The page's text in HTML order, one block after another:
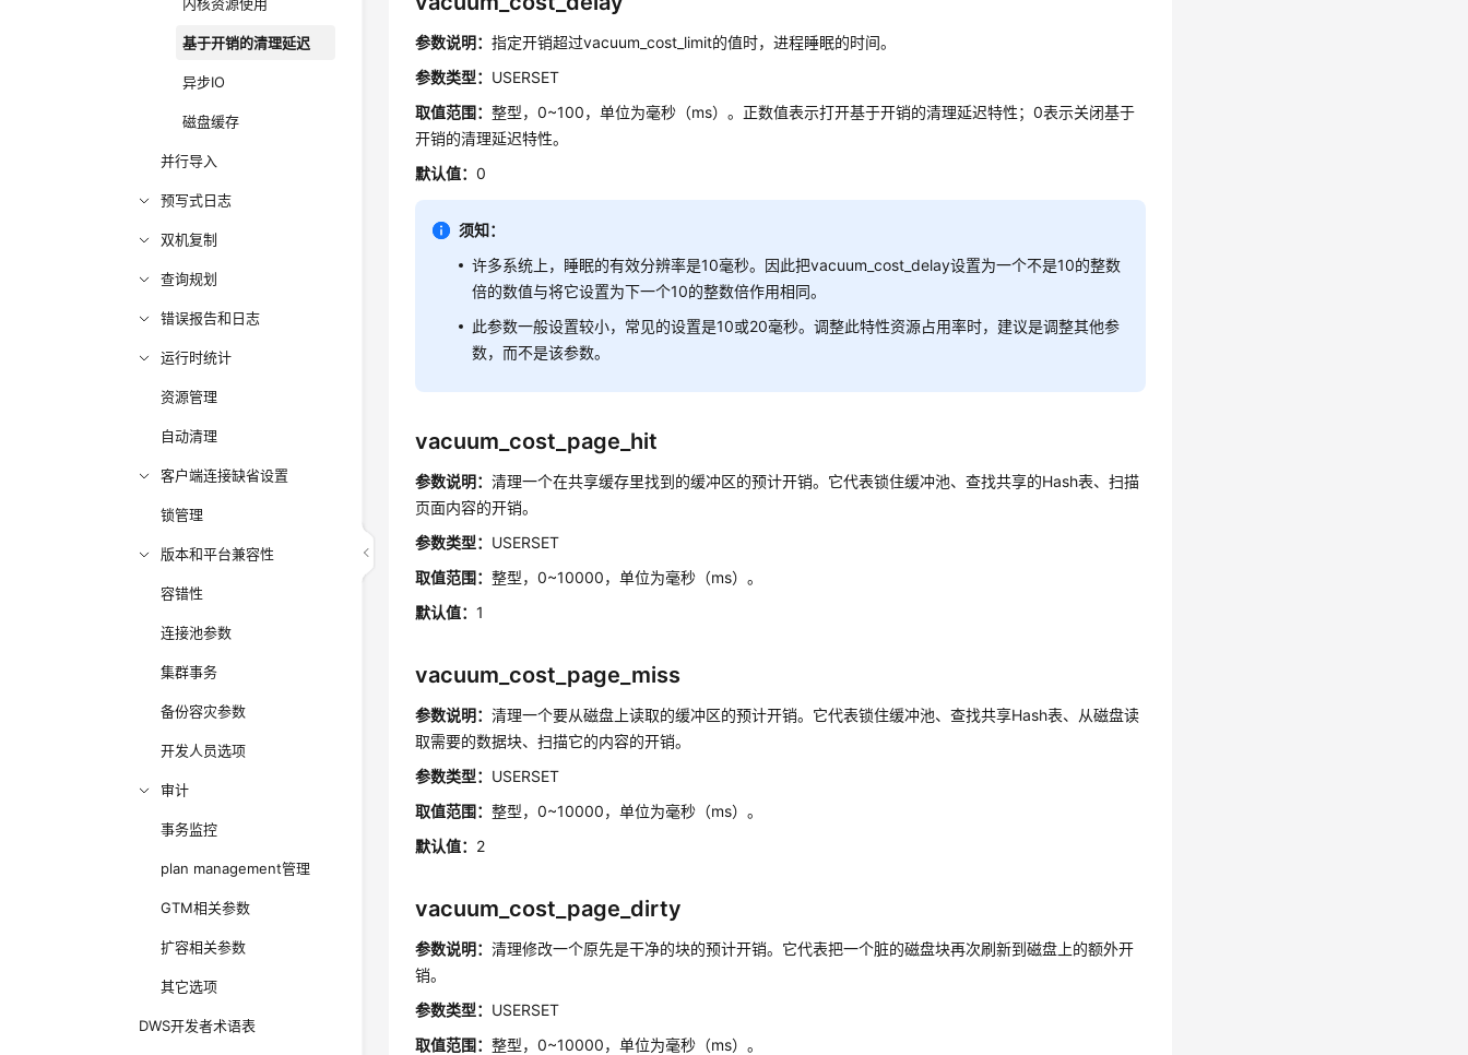
基于开销的清理延迟
异步IO
磁盘缓存
并行导入
预写式日志
双机复制
查询规划
错误报告和日志
运行时统计
资源管理
自动清理
客户端连接缺省设置
锁管理
版本和平台兼容性
容错性
连接池参数
集群事务
备份容灾参数
开发人员选项
审计
事务监控
plan management管理
GTM相关参数
扩容相关参数
其它选项
DWS开发者术语表
参数说明：指定开销超过vacuum_cost_limit的值时，进程睡眠的时间。
参数类型： USERSET
取值范围：整型，0~100，单位为毫秒（ms）。正数值表示打开基于开销的清理延迟特性；0表示关闭基于
开销的清理延迟特性。
默认值：0
须知：
许多系统上，睡眠的有效分辨率是10毫秒。因此把vacuum_cost_delay设置为一个不是10的整数
倍的数值与将它设置为下一个10的整数倍作用相同。
此参数一般设置较小，常见的设置是10或20毫秒。调整此特性资源占用率时，建议是调整其他参
数，而不是该参数。
vacuum_cost_page_hit
参数说明：清理一个在共享缓存里找到的缓冲区的预计开销。它代表锁住缓冲池、查找共享的Hash表、扫描
页面内容的开销。
参数类型： USERSET
取值范围：整型，0~10000，单位为毫秒（ms）。
默认值：1
vacuum_cost_page_miss
参数说明：清理一个要从磁盘上读取的缓冲区的预计开销。它代表锁住缓冲池、查找共享Hash表、从磁盘读
取需要的数据块、扫描它的内容的开销。
参数类型： USERSET
取值范围：整型，0~10000，单位为毫秒（ms）。
默认值： 2
vacuum_cost_page_dirty
参数说明：清理修改一个原先是干净的块的预计开销。它代表把一个脏的磁盘块再次刷新到磁盘上的额外开
销。
参数类型： USERSET
取值范围：整型，0~10000，单位为毫秒（ms）。